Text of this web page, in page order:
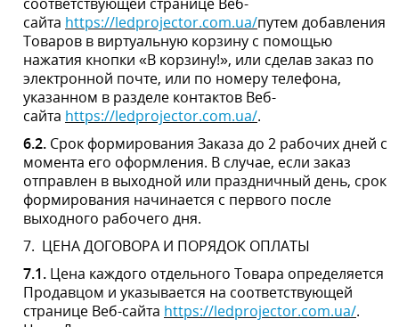
7.1.Цена каждого отдельного Товара определяется
Продавцом и указывается на соответствующей
странице Веб-сайтаhttps://ledprojector.com.ua/. Цена
Договора определяется путем сложения цен всех
выбранных Товаров помещенных в виртуальную
корзину и цены доставки, которая определяется в
зависимости от способа доставки в соответствии с
условиями раздела 8 настоящего Договора.
7.2.Стоимость Заказа может изменяться в
зависимости от цены, количества или номенклатуры
товара.
способами:
1)с помощью банковского перевода денег на
текущий счет Продавца, указанный в счете, в т.ч. с
помощью Интернет-банкинга (Покупатель